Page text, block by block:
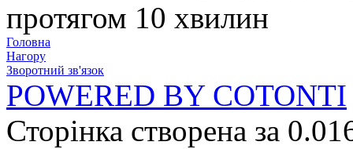
протягом 10 хвилин
Головна
Нагору
Зворотний зв'язок
POWERED BY COTONTI
Сторінка створена за